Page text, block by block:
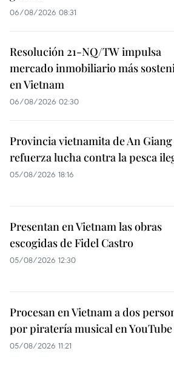
06/08/2026 08:31
Resolución 21-NQ/TW impulsa
mercado inmobiliario más
en Vietnam
06/08/2026 02:30
Provincia vietnamita de An Giang
refuerza lucha contra la pesca
05/08/2026 18:16
Presentan en Vietnam las obras
escogidas de Fidel Castro
05/08/2026 12:30
Procesan en Vietnam a dos
por piratería musical en YouTube
05/08/2026 11:21